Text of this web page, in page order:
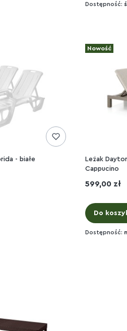
Dostępność:
- białe
Nowość
Leżak
Cappucino
Cena
599,00 zł
Do
Dostępność: